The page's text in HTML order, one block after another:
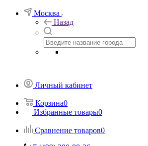
Москва
Назад
Личный кабинет
Корзина0
Избранные товары0
Сравнение товаров0